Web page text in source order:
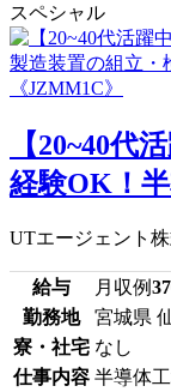
スペシャル
【20~40代
経験OK！
UTエージェント
給与 月収例
勤務地
宮城県
寮・社宅 なし
仕事内容 半導体